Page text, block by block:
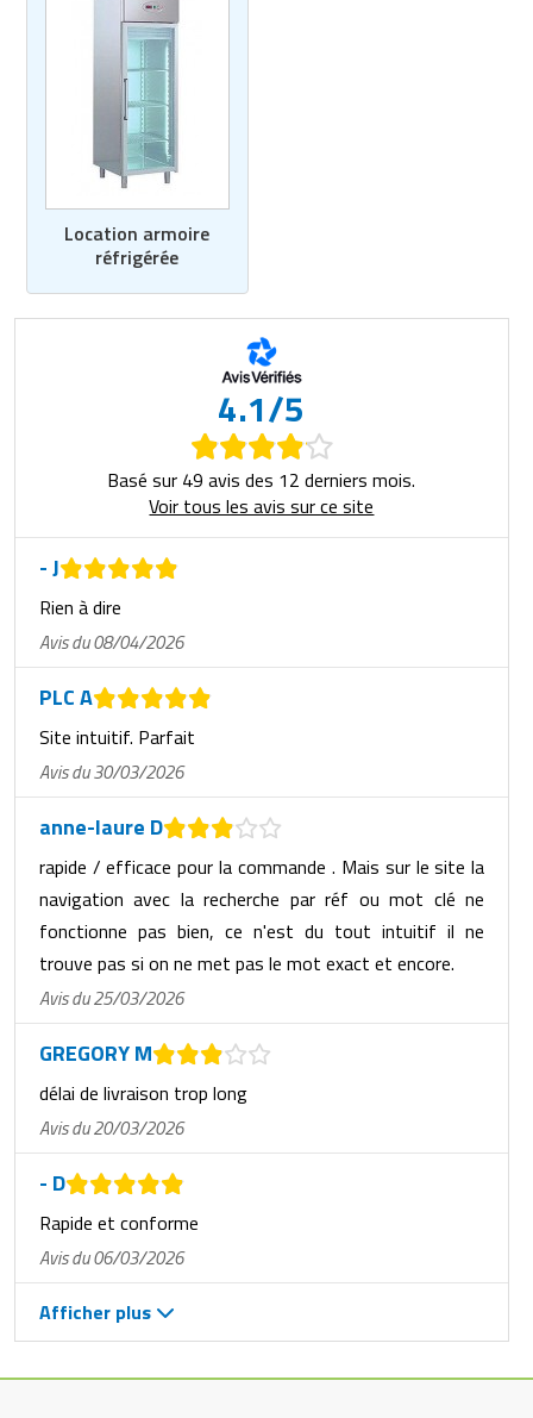
Location armoire
réfrigérée
4.1/5
Basé sur 49 avis des 12 derniers mois.
Voir tous les avis sur ce site
- J
Rien à dire
Avis du 08/04/2026
PLC A
Site intuitif. Parfait
Avis du 30/03/2026
anne-laure D
rapide / efficace pour la commande . Mais sur le site la
navigation avec la recherche par réf ou mot clé ne
fonctionne pas bien, ce n'est du tout intuitif il ne
trouve pas si on ne met pas le mot exact et encore.
Avis du 25/03/2026
GREGORY M
délai de livraison trop long
Avis du 20/03/2026
- D
Rapide et conforme
Avis du 06/03/2026
Afficher plus